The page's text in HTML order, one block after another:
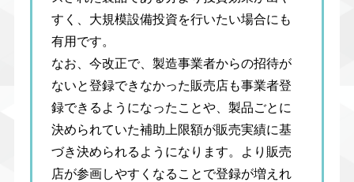
すく、大規模設備投資を行いたい場合にも
有用です。
なお、今改正で、製造事業者からの招待が
ないと登録できなかった販売店も事業者登
録できるようになったことや、製品ごとに
決められていた補助上限額が販売実績に基
づき決められるようになります。より販売
店が参画しやすくなることで登録が増えれ